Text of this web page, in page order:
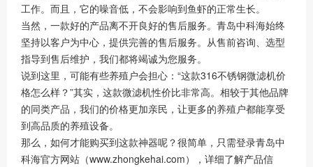
工作。而且，它的噪音低，不会影响到鱼虾的正常生长。
当然，一款好的产品离不开良好的售后服务。青岛中科海始终
坚持以客户为中心，提供完善的售后服务。从售前咨询、选型
指导到售后维护，我们都将竭诚为您服务。
说到这里，可能有些养殖户会担心：“这款316不锈钢微滤机价
格怎么样？”其实，这款微滤机性价比非常高。相较于其他品牌
的同类产品，我们的价格更加亲民，让更多的养殖户都能享受
到高品质的养殖设备。
那么，如何才能购买到这款神器呢？很简单，只需登录青岛中
科海官方网站（www.zhongkehai.com），详细了解产品信